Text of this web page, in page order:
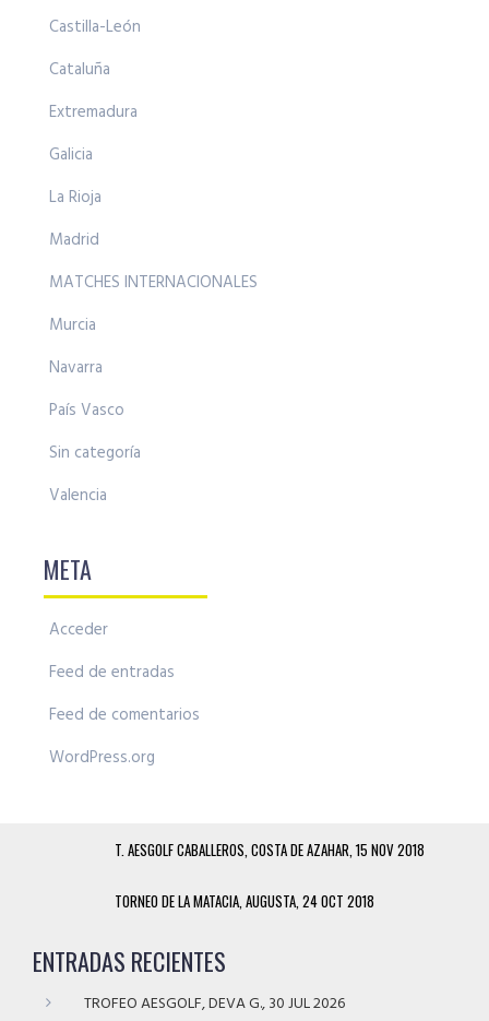
Castilla-León
Cataluña
Extremadura
Galicia
La Rioja
Madrid
MATCHES INTERNACIONALES
Murcia
Navarra
País Vasco
Sin categoría
Valencia
META
Acceder
Feed de entradas
Feed de comentarios
WordPress.org
T. AESGOLF CABALLEROS, COSTA DE AZAHAR, 15 NOV 2018
TORNEO DE LA MATACIA, AUGUSTA, 24 OCT 2018
ENTRADAS RECIENTES
TROFEO AESGOLF, DEVA G., 30 JUL 2026